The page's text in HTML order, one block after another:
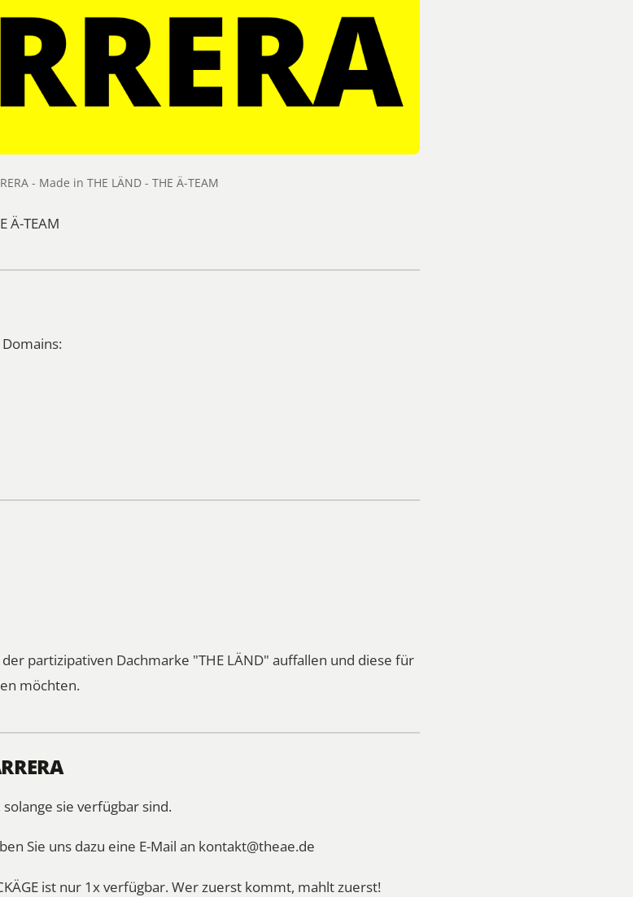
- Made in THE LÄND - THE Ä-TEAM
Ä-TEAM
partizipativen Dachmarke "THE LÄND" auffallen und diese für
möchten.
solange sie verfügbar sind.
Sie uns dazu eine E-Mail an kontakt@theae.de
ist nur 1x verfügbar. Wer zuerst kommt, mahlt zuerst!